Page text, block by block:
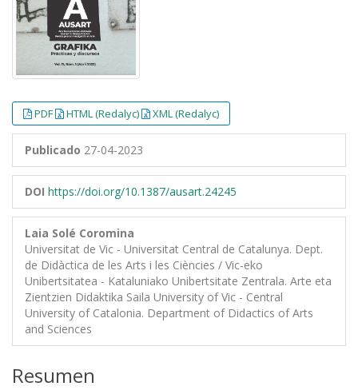
PDF HTML (Redalyc) XML (Redalyc)
Publicado 27-04-2023
DOI https://doi.org/10.1387/ausart.24245
Laia Solé Coromina
Universitat de Vic - Universitat Central de Catalunya. Dept.
de Didàctica de les Arts i les Ciències / Vic-eko
Unibertsitatea - Kataluniako Unibertsitate Zentrala. Arte eta
Zientzien Didaktika Saila University of Vic - Central
University of Catalonia. Department of Didactics of Arts
and Sciences
Resumen